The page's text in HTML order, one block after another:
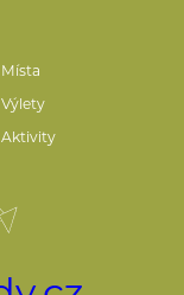
Místa
Výlety
Aktivity